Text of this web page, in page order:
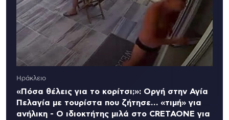
Ηράκλειο
«Πόσα θέλεις για το κορίτσι;»: Οργή στην Αγία
Πελαγία με τουρίστα που ζήτησε… «τιμή» για
ανήλικη - Ο ιδιοκτήτης μιλά στο CRETAONE για